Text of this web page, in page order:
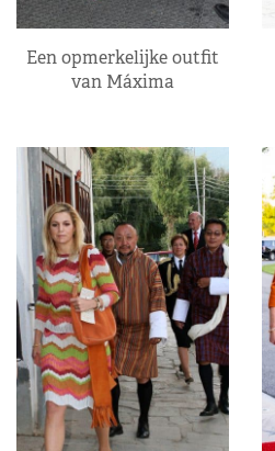
Een opmerkelijke outfit
van Máxima